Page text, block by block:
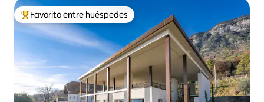
Favorito entre huéspedes preferido
Favorito entre huéspedes